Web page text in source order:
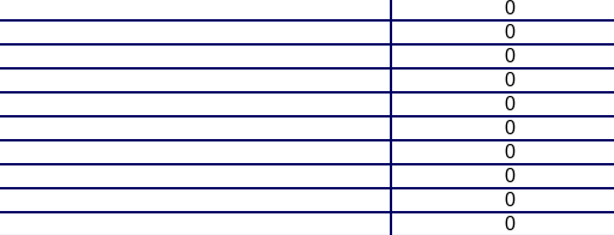
0
0
0
0
0
0
0
0
0
0